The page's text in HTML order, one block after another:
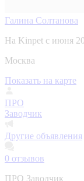
Галина Солтанова
На Kinpet c июня
Москва
Показать на карте
ПРО
Заводчик
Другие объявления
0 отзывов
ПРО Заводчик